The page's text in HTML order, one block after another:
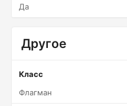
Да
Другое
Класс
Флагман